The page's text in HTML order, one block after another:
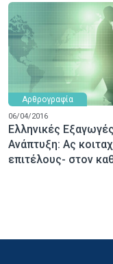
Αρθρογραφία
06/04/2016
Ελληνικές
Ανάπτυξη: Ας
επιτέλους- στον